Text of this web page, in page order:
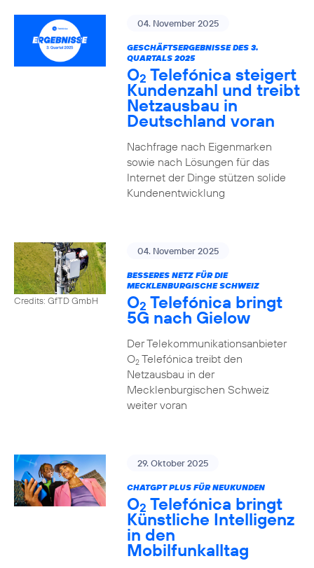
04. November 2025
GESCHÄFTSERGEBNISSE DES 3.
QUARTALS 2025
O2 Telefónica steigert
Kundenzahl und treibt
Netzausbau in
Deutschland voran
Nachfrage nach Eigenmarken
sowie nach Lösungen für das
Internet der Dinge stützen solide
Kundenentwicklung
Credits: GfTD GmbH
04. November 2025
BESSERES NETZ FÜR DIE
MECKLENBURGISCHE SCHWEIZ
O2 Telefónica bringt
5G nach Gielow
Der Telekommunikationsanbieter
O2Telefónica treibt den
Netzausbau in der
Mecklenburgischen Schweiz
weiter voran
29. Oktober 2025
CHATGPT PLUS FÜR NEUKUNDEN
O2 Telefónica bringt
Künstliche Intelligenz
in den
Mobilfunkalltag